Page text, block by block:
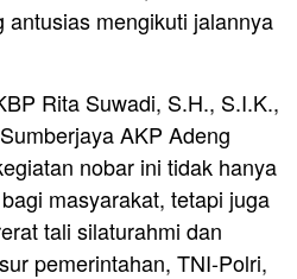
antusias mengikuti jalannya
Rita Suwadi, S.H., S.I.K.,
AKP Adeng
nobar ini tidak hanya
masyarakat, tetapi juga
tali silaturahmi dan
pemerintahan, TNI-Polri,